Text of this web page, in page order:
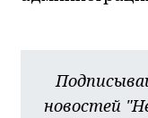
новостей